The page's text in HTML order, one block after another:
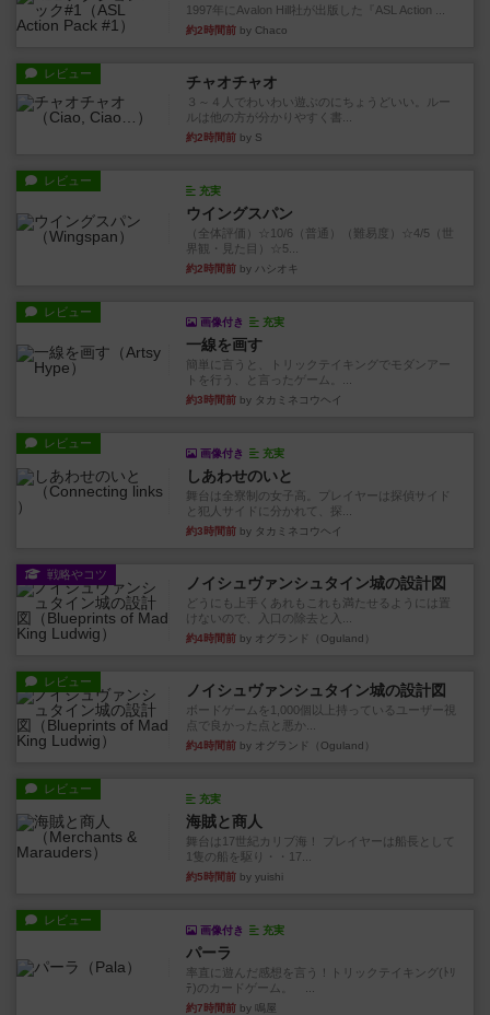
1997年にAvalon Hill社が出版した『ASL Action ...
約2時間前 by Chaco
レビュー チャオチャオ
３～４人でわいわい遊ぶのにちょうどいい。ルー
ルは他の方が分かりやすく書...
約2時間前 by S
レビュー
充実
ウイングスパン
（全体評価）☆10/6（普通）（難易度）☆4/5（世
界観・見た目）☆5...
約2時間前 by ハシオキ
レビュー
画像付き 充実
一線を画す
簡単に言うと、トリックテイキングでモダンアー
トを行う、と言ったゲーム。...
約3時間前 by タカミネコウヘイ
レビュー
画像付き 充実
しあわせのいと
舞台は全寮制の女子高。プレイヤーは探偵サイド
と犯人サイドに分かれて、探...
約3時間前 by タカミネコウヘイ
戦略やコツ ノイシュヴァンシュタイン城の設計図
どうにも上手くあれもこれも満たせるようには置
けないので、入口の除去と入...
約4時間前 by オグランド（Oguland）
レビュー ノイシュヴァンシュタイン城の設計図
ボードゲームを1,000個以上持っているユーザー視
点で良かった点と悪か...
約4時間前 by オグランド（Oguland）
レビュー
充実
海賊と商人
舞台は17世紀カリブ海！ プレイヤーは船長として
1隻の船を駆り・・17...
約5時間前 by yuishi
レビュー
画像付き 充実
パーラ
率直に遊んだ感想を言う！トリックテイキング(ﾄﾘ
ﾃ)のカードゲーム。 ...
約7時間前 by 鳴屋